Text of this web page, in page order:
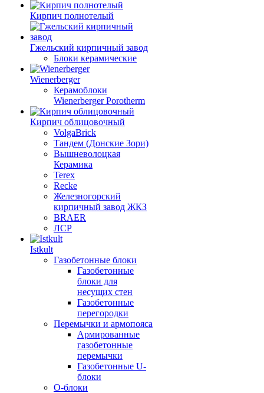
Кирпич полнотелый
Гжельский кирпичный завод
Блоки керамические
Wienerberger
Керамоблоки
Wienerberger Porotherm
Кирпич облицовочный
VolgaBrick
Тандем (Донские Зори)
Вышневолоцкая
Керамика
Terex
Recke
Железногорский
кирпичный завод ЖКЗ
BRAER
ЛСР
Istkult
Газобетонные блоки
Газобетонные
блоки для
несущих стен
Газобетонные
перегородки
Перемычки и армопояса
Армированные
газобетонные
перемычки
Газобетонные U-
блоки
О-блоки